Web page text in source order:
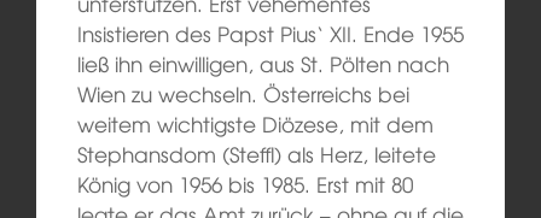
Insistieren des Papst Pius‘ XII. Ende 1955
ließ ihn einwilligen, aus St. Pölten nach
Wien zu wechseln. Österreichs bei
weitem wichtigste Diözese, mit dem
Stephansdom (Steffl) als Herz, leitete
König von 1956 bis 1985. Erst mit 80